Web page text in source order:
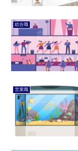
総合職
営業職